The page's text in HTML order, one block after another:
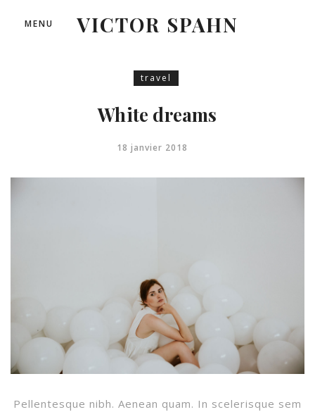
VICTOR SPAHN
MENU
travel
White dreams
18 janvier 2018
Pellentesque nibh. Aenean quam. In scelerisque sem